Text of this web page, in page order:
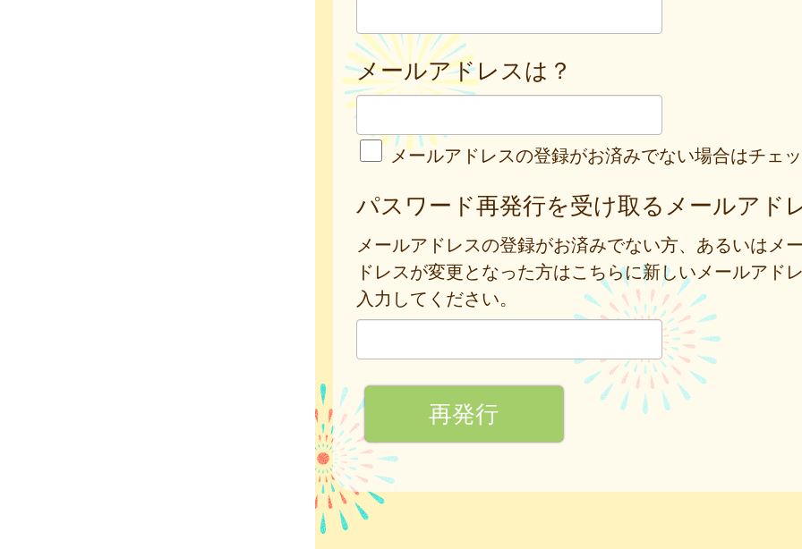
メールアドレスは？
メールアドレスの登録がお済みでない場合はチェ
パスワード再発行を受け取るメールアド
メールアドレスの登録がお済みでない方、あるいはメ
ドレスが変更となった方はこちらに新しいメールアド
入力してください。